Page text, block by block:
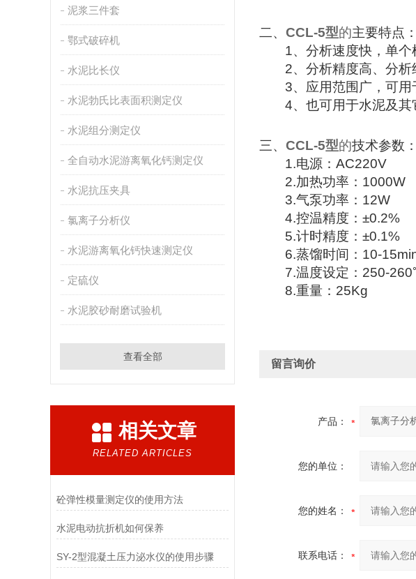
泥浆三件套
鄂式破碎机
水泥比长仪
水泥勃氏比表面积测定仪
水泥组分测定仪
全自动水泥游离氧化钙测定仪
水泥抗压夹具
氯离子分析仪
水泥游离氧化钙快速测定仪
定硫仪
水泥胶砂耐磨试验机
查看全部
相关文章
RELATED ARTICLES
砼弹性模量测定仪的使用方法
水泥电动抗折机如何保养
SY-2型混凝土压力泌水仪的使用步骤
二、 CCL-5型的主要特点：
1、分析速度快，单个
2、分析精度高、分析
3、应用范围广，可
4、也可用于水泥及其
三、 CCL-5型的技术参数：
1.电源：AC220V
2.加热功率： 1000W
3.气泵功率： 12W
4.控温精度：±0.2%
5.计时精度：±0.1%
6.蒸馏时间： 10-
7.温度设定： 250-260
8.重量： 25Kg
留言询价
产品：
您的单位：
您的姓名：
联系电话：